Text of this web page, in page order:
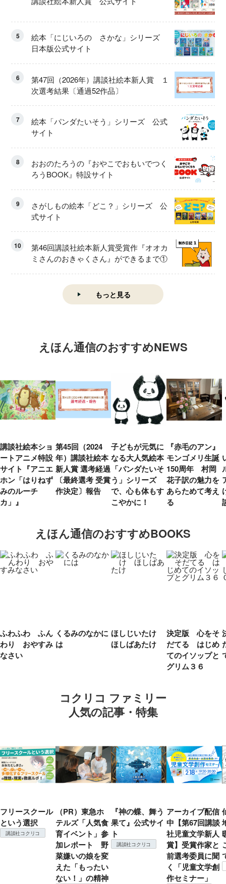
5
絵本「にじいろの さかな」シリーズ
日本版公式サイト
6
第47回（2026年）講談社絵本新人賞 １
次選考結果〔通過52作品〕
7
絵本「パンダたいそう」シリーズ 公式
サイト
8
おおのたろうの『おやこでおもいでつく
ろうBOOK』特設サイト
9
さがしもの絵本「どこ？」シリーズ 公
式サイト
10
第46回講談社絵本新人賞受賞作『オオカ
ミさんのおきゃくさん』ができるまで①
もっと見る
えほん通信のおすすめNEWS
講談社絵本ショ
ートアニメ特設
サイト『アニエ
ホン「はりねず
みのルーチ
カ」』
第45回（2024
年）講談社絵本
新人賞 選考経過
〔最終選考 受賞
作決定〕報告
子どもが元気に
なる大人気絵本
「パンダたいそ
う」シリーズ
で、心も体もす
こやかに！
『赤毛のアン』
モンゴメリ生誕
150周年 村岡
花子訳の魅力を
あらためて考え
る
えほん通信のおすすめBOOKS
ふわふわ ふん
わり おやすみ
なさい
くるみのなかに
は
ほしじいたけ
ほしばあたけ
決定版 心をそ
だてる はじめ
てのイソップと
グリム３６
コクリコ ファミリー
人気の記事・特集
フリースクール
という選択
講談社コクリコ
（PR）東急ホ
テルズ「人気食
育イベント」参
加レポート 野
菜嫌いの娘を変
えた「もったい
ない！」の精神
『神の蝶、舞う
果て』公式サイ
ト
講談社コクリコ
アーカイブ配信
中【第67回講談
社児童文学新人
賞】受賞作家と
前選考委員に聞
く「児童文学創
作セミナー」